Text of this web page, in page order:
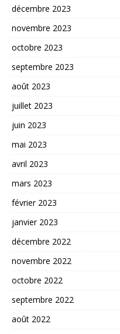
décembre 2023
novembre 2023
octobre 2023
septembre 2023
août 2023
juillet 2023
juin 2023
mai 2023
avril 2023
mars 2023
février 2023
janvier 2023
décembre 2022
novembre 2022
octobre 2022
septembre 2022
août 2022